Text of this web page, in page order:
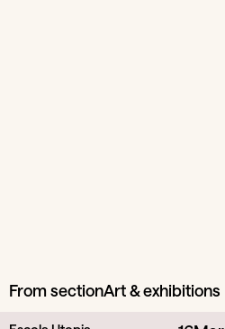
From sectionArt & exhibitions